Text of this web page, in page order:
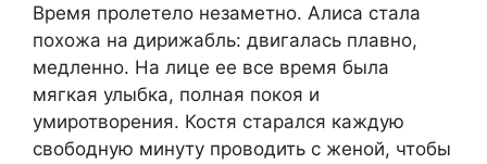
Время пролетело незаметно. Алиса стала
похожа на дирижабль: двигалась плавно,
медленно. На лице ее все время была
мягкая улыбка, полная покоя и
умиротворения. Костя старался каждую
свободную минуту проводить с женой, чтобы